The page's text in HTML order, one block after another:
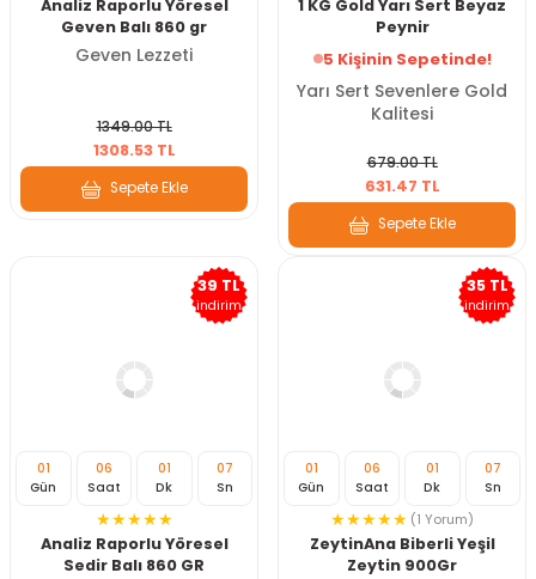
Analiz Raporlu Yöresel
Geven Balı 860 gr
Geven Lezzeti
1349.00 TL
1308.53 TL
Sepete Ekle
1 KG Gold Yarı Sert Beyaz
Peynir
5 Kişinin Sepetinde!
Yarı Sert Sevenlere Gold
Kalitesi
679.00 TL
631.47 TL
Sepete Ekle
39 TL
indirim
01
Gün
06
Saat
01
Dk
07
Sn
Analiz Raporlu Yöresel
Sedir Balı 860 GR
35 TL
indirim
01
Gün
06
Saat
01
Dk
07
Sn
(1 Yorum)
ZeytinAna Biberli Yeşil
Zeytin 900Gr